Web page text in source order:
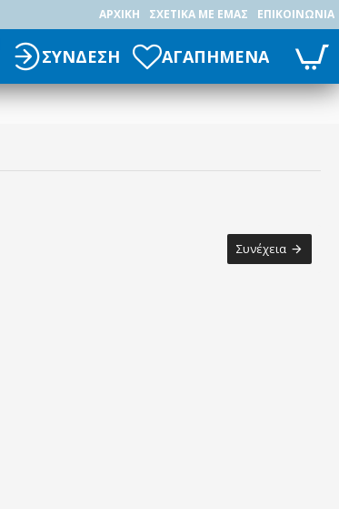
ΑΡΧΙΚΉ ΣΧΕΤΙΚΆ ΜΕ ΕΜΆΣ ΕΠΙΚΟΙΝΩΝΊΑ
ΣΥΝΔΕΣΗ ΑΓΑΠΗΜΕΝΑ
Συνέχεια